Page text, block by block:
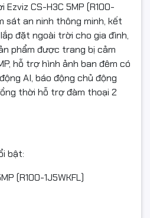
CS-H3C 5MP (R100-
sát an ninh thông minh, kết
đặt ngoài trời cho gia đình,
phẩm được trang bị cảm
hỗ trợ hình ảnh ban đêm có
AI, báo động chủ động
thời hỗ trợ đàm thoại 2
bật:
(R100-1J5WKFL)